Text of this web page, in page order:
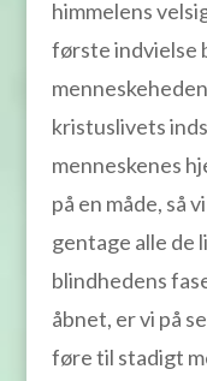
himmelens
første indvielse
kristuslivets
menneskenes
på en måde, så
gentage alle de
blindhedens
åbnet, er vi på
føre til stadigt